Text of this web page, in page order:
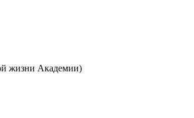
жизни Академии)